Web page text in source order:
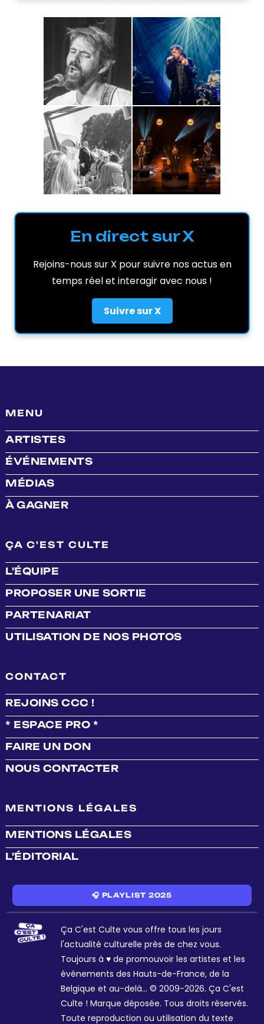
En direct sur X
Rejoins-nous sur X pour suivre nos actus en
temps réel et interagir avec nous !
Suivre sur X
MENU
ARTISTES
ÉVÉNEMENTS
MÉDIAS
À GAGNER
ÇA C'EST CULTE
L'ÉQUIPE
PROPOSER UNE SORTIE
PARTENARIAT
UTILISATION DE NOS PHOTOS
CONTACT
REJOINS CCC !
* ESPACE PRO *
FAIRE UN DON
NOUS CONTACTER
MENTIONS LÉGALES
MENTIONS LÉGALES
L'ÉDITORIAL
🎧 PLAYLIST 2025
Ça C'est Culte vous offre tous les jours
l'actualité culturelle près de chez vous.
Toujours à ♥ de promouvoir les artistes et les
événements des Hauts-de-France, de la
Belgique et au-delà... © 2009-2026. Ça C'est
Culte ! Marque déposée. Tous droits réservés.
Toute reproduction ou utilisation du texte